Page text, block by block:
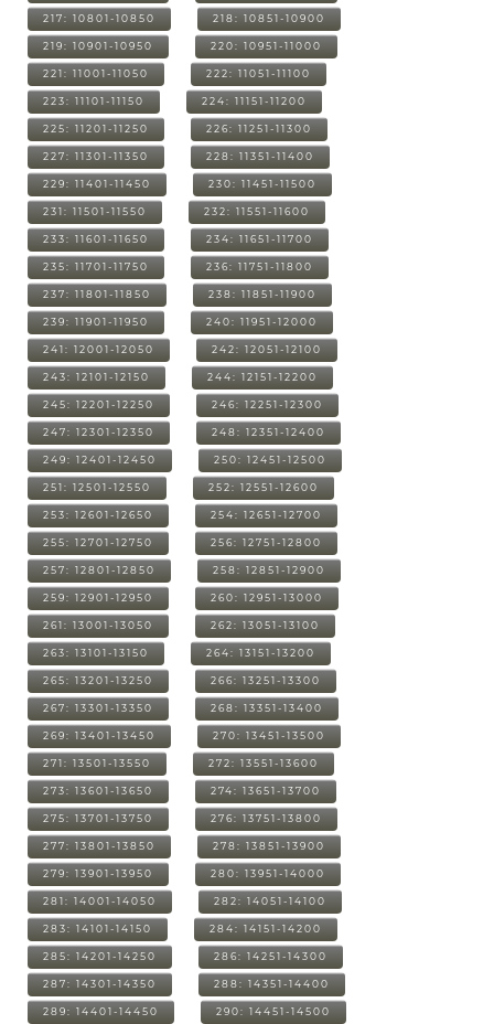
217: 10801-10850 218: 10851-10900
219: 10901-10950 220: 10951-11000
221: 11001-11050 222: 11051-11100
223: 11101-11150 224: 11151-11200
225: 11201-11250 226: 11251-11300
227: 11301-11350 228: 11351-11400
229: 11401-11450 230: 11451-11500
231: 11501-11550 232: 11551-11600
233: 11601-11650 234: 11651-11700
235: 11701-11750 236: 11751-11800
237: 11801-11850 238: 11851-11900
239: 11901-11950 240: 11951-12000
241: 12001-12050 242: 12051-12100
243: 12101-12150 244: 12151-12200
245: 12201-12250 246: 12251-12300
247: 12301-12350 248: 12351-12400
249: 12401-12450 250: 12451-12500
251: 12501-12550 252: 12551-12600
253: 12601-12650 254: 12651-12700
255: 12701-12750 256: 12751-12800
257: 12801-12850 258: 12851-12900
259: 12901-12950 260: 12951-13000
261: 13001-13050 262: 13051-13100
263: 13101-13150 264: 13151-13200
265: 13201-13250 266: 13251-13300
267: 13301-13350 268: 13351-13400
269: 13401-13450 270: 13451-13500
271: 13501-13550 272: 13551-13600
273: 13601-13650 274: 13651-13700
275: 13701-13750 276: 13751-13800
277: 13801-13850 278: 13851-13900
279: 13901-13950 280: 13951-14000
281: 14001-14050 282: 14051-14100
283: 14101-14150 284: 14151-14200
285: 14201-14250 286: 14251-14300
287: 14301-14350 288: 14351-14400
289: 14401-14450 290: 14451-14500